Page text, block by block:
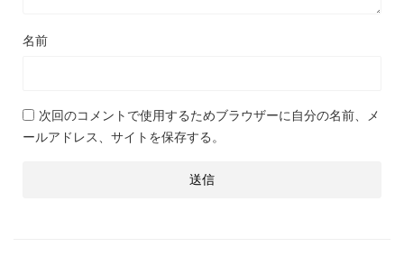
名前
次回のコメントで使用するためブラウザーに自分の名前、メ
ールアドレス、サイトを保存する。